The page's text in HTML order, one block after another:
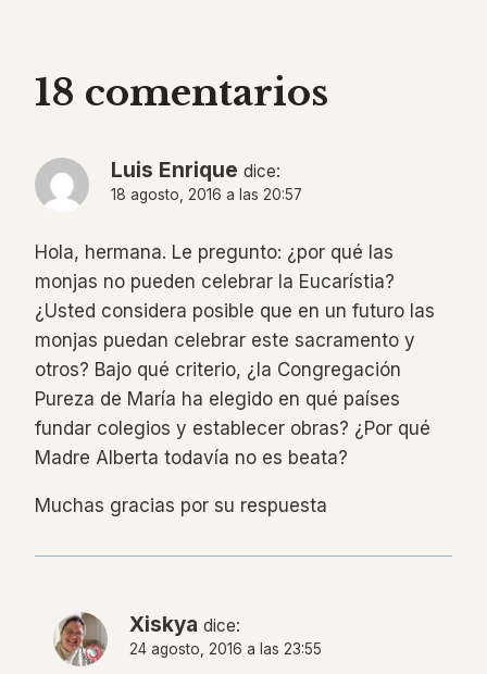
18 comentarios
Luis Enrique dice:
18 agosto, 2016 a las 20:57
Hola, hermana. Le pregunto: ¿por qué las
monjas no pueden celebrar la Eucarístia?
¿Usted considera posible que en un futuro las
monjas puedan celebrar este sacramento y
otros? Bajo qué criterio, ¿la Congregación
Pureza de María ha elegido en qué países
fundar colegios y establecer obras? ¿Por qué
Madre Alberta todavía no es beata?
Muchas gracias por su respuesta
Xiskya dice:
24 agosto, 2016 a las 23:55